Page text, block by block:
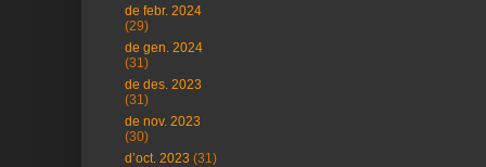
de febr. 2024
(29)
de gen. 2024
(31)
de des. 2023
(31)
de nov. 2023
(30)
d’oct. 2023 (31)